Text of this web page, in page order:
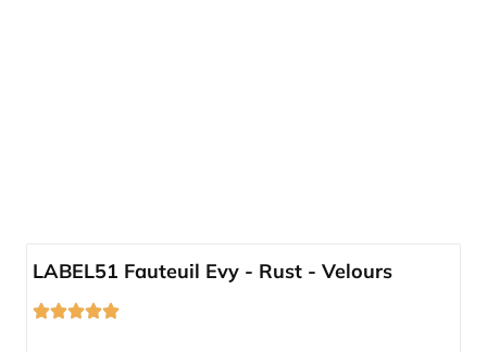
LABEL51 Fauteuil Evy - Rust - Velours